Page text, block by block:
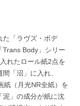
た「ラヴズ・ボデ
Body」シリー
れたロール紙2点を
「沼」に入れ、
紙（月光NR全紙）を
泥」の成分が紙に沈